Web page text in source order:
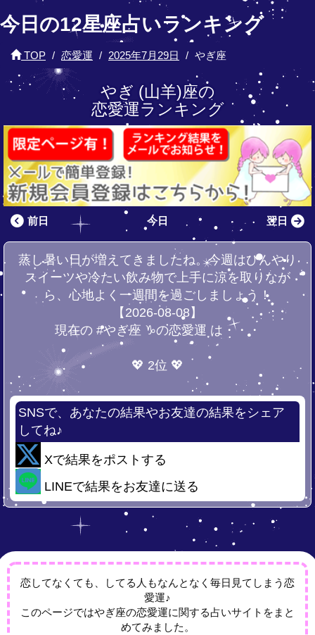
今日の12星座占いランキング
TOP 恋愛運 2025年7月29日 やぎ座
やぎ (山羊)座の
恋愛運ランキング
前日 今日 翌日
蒸し暑い日が増えてきましたね。今週はひんやり
スイーツや冷たい飲み物で上手に涼を取りなが
ら、心地よく一週間を過ごしましょう！
【2026-08-08】
現在の #やぎ座 ♑の恋愛運 は・・・
💖 2位 💖
SNSで、あなたの結果やお友達の結果をシェア
してね♪
Xで結果をポストする
LINEで結果をお友達に送る
恋してなくても、してる人もなんとなく毎日見てしまう恋
愛運♪
このページではやぎ座の恋愛運に関する占いサイトをまと
めてみました。